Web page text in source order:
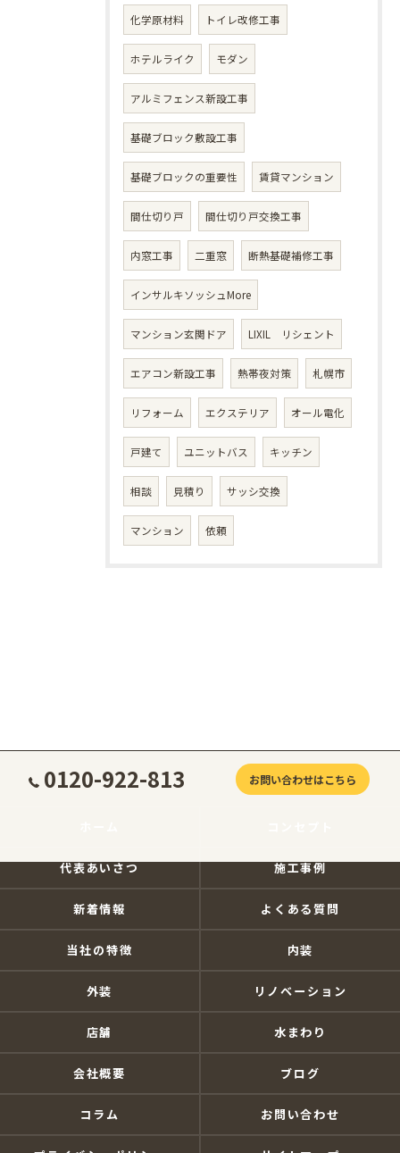
化学原材料 トイレ改修工事
ホテルライク モダン
アルミフェンス新設工事
基礎ブロック敷設工事
基礎ブロックの重要性 賃貸マンション
間仕切り戸 間仕切り戸交換工事
内窓工事 二重窓 断熱基礎補修工事
インサルキソッシュMore
マンション玄関ドア LIXIL リシェント
エアコン新設工事 熱帯夜対策 札幌市
リフォーム エクステリア オール電化
戸建て ユニットバス キッチン
相談 見積り サッシ交換
マンション 依頼
0120-922-813 お問い合わせはこちら
代表あいさつ 施工事例
新着情報 よくある質問
当社の特徴 内装
外装 リノベーション
店舗 水まわり
会社概要 ブログ
コラム お問い合わせ